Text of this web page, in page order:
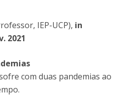
IEP-UCP), in
2021
com duas pandemias ao